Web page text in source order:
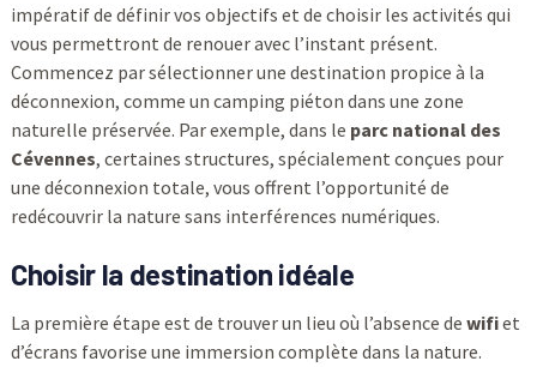
impératif de définir vos objectifs et de choisir les activités qui
vous permettront de renouer avec l’instant présent.
Commencez par sélectionner une destination propice à la
déconnexion, comme un camping piéton dans une zone
naturelle préservée. Par exemple, dans le parc national des
Cévennes, certaines structures, spécialement conçues pour
une déconnexion totale, vous offrent l’opportunité de
redécouvrir la nature sans interférences numériques.
Choisir la destination idéale
La première étape est de trouver un lieu où l’absence de wifiet
d’écrans favorise une immersion complète dans la nature.